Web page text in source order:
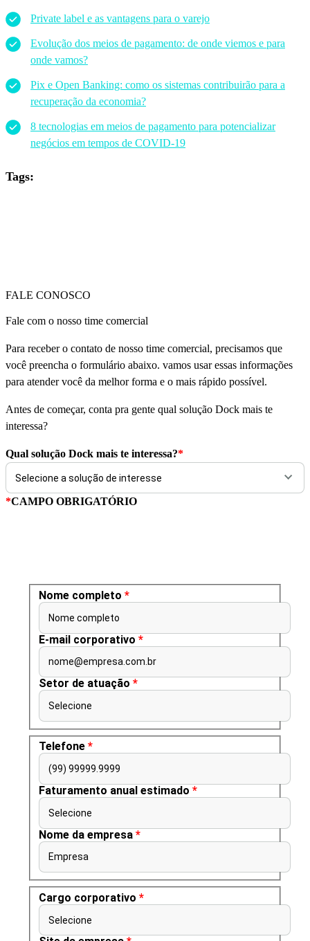
Private label e as vantagens para o varejo
Evolução dos meios de pagamento: de onde viemos e para
onde vamos?
Pix e Open Banking: como os sistemas contribuirão para a
recuperação da economia?
8 tecnologias em meios de pagamento para potencializar
negócios em tempos de COVID-19
Tags:
FALE CONOSCO
Fale com o nosso time comercial
Para receber o contato de nosso time comercial, precisamos que
você preencha o formulário abaixo. vamos usar essas informações
para atender você da melhor forma e o mais rápido possível.
Antes de começar, conta pra gente qual solução Dock mais te
interessa?
Qual solução Dock mais te interessa?*
*CAMPO OBRIGATÓRIO
Nome completo *
Nome completo
E-mail corporativo *
nome@empresa.com.br
Setor de atuação *
Selecione
Telefone *
(99) 99999.9999
Faturamento anual estimado *
Selecione
Nome da empresa *
Empresa
Cargo corporativo *
Selecione